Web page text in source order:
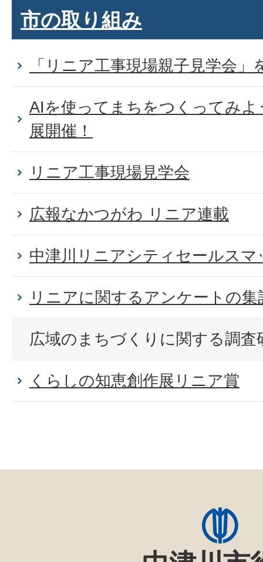
市の取り組み
「リニア工事現場親子見学会」
AIを使ってまちをつくってみ
展開催！
リニア工事現場見学会
広報なかつがわ リニア連載
中津川リニアシティセールスマ
リニアに関するアンケートの集
広域のまちづくりに関する調査
くらしの知恵創作展リニア賞